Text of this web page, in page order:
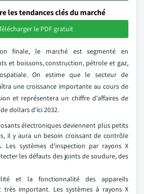
les tendances clés du marché
le PDF gratuit
finale, le marché est segmenté en
et boissons, construction, pétrole et gaz,
On estime que le secteur de
une croissance importante au cours de
et représentera un chiffre d'affaires de
dollars d'ici 2032.
électroniques deviennent plus petits
il y aura un besoin croissant de contrôle
Les systèmes d'inspection par rayons X
les défauts des joints de soudure, des
et la fonctionnalité des appareils
très important. Les systèmes à rayons X